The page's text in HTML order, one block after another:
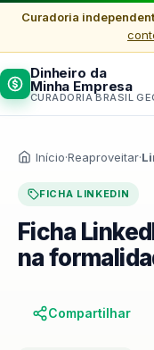
Curadoria
Dinheiro da
Minha Empresa
CURADORIA BRASIL
Início·Reaproveitar·
FICHA LINKEDIN
Ficha
na
Compartilhar